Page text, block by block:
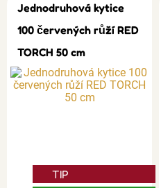
Jednodruhová kytice
100 červených růží RED
TORCH 50 cm
TIP